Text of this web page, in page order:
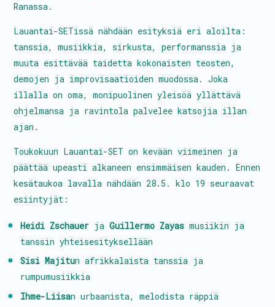
Palkkatilauslomake
Liity jäseneksi
Tietoa toiminnasta
Media
Kestävyyssuunitelma
Ranassa.
Lauantai-SETissä nähdään esityksiä eri aloilta:
tanssia, musiikkia, sirkusta, performanssia ja
muuta esittävää taidetta kokonaisten teosten,
demojen ja improvisaatioiden muodossa. Joka
illalla on oma, monipuolinen yleisöä yllättävä
ohjelmansa ja ravintola palvelee katsojia illan
ajan.
Toukokuun Lauantai-SET on kevään viimeinen ja
päättää upeasti alkaneen ensimmäisen kauden. Ennen
kesätaukoa lavalla nähdään 28.5. klo 19 seuraavat
esiintyjät:
Heidi Zschauer jaGuillermo Zayas musiikin ja
tanssin yhteisesityksellään
Sisi Majitun afrikkalaista tanssia ja
rumpumusiikkia
Ihme-Liisan urbaanista, melodista räppiä